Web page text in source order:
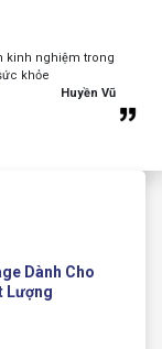
kinh nghiệm trong
khỏe
Huyền Vũ
Dành Cho
Lượng